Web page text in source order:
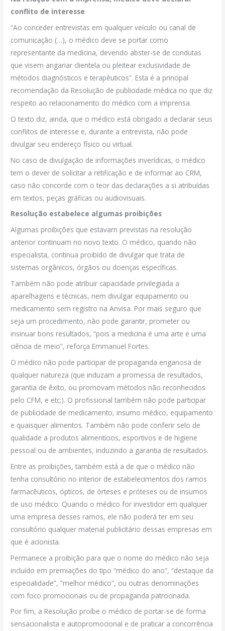
conflito de interesse
“Ao conceder entrevistas em qualquer veículo ou canal de
comunicação (…), o médico deve se portar como
representante da medicina, devendo abster-se de condutas
que visem angariar clientela ou pleitear exclusividade de
métodos diagnósticos e terapêuticos”. Esta é a principal
recomendação da Resolução de publicidade médica no que diz
respeito ao relacionamento do médico com a imprensa.
O texto diz, ainda, que o médico está obrigado a declarar seus
conflitos de interesse e, durante a entrevista, não pode
divulgar seu endereço físico ou virtual.
No caso de divulgação de informações inverídicas, o médico
tem o dever de solicitar a retificação e de informar ao CRM,
caso não concorde com o teor das declarações a si atribuídas
em textos, peças gráficas ou audiovisuais.
Resolução estabelece algumas proibições
Algumas proibições que estavam previstas na resolução
anterior continuam no novo texto. O médico, quando não
especialista, continua proibido de divulgar que trata de
sistemas orgânicos, órgãos ou doenças específicas.
Também não pode atribuir capacidade privilegiada a
aparelhagens e técnicas, nem divulgar equipamento ou
medicamento sem registro na Anvisa. Por mais seguro que
seja um procedimento, não pode garantir, prometer ou
insinuar bons resultados, “pois a medicina é uma arte e uma
ciência de meio”, reforça Emmanuel Fortes.
O médico não pode participar de propaganda enganosa de
qualquer natureza (que induzam a promessa de resultados,
garantia de êxito, ou promovam métodos não reconhecidos
pelo CFM, e etc;). O profissional também não pode participar
de publicidade de medicamento, insumo médico, equipamento
e quaisquer alimentos. Também não pode conferir selo de
qualidade a produtos alimentícios, esportivos e de higiene
pessoal ou de ambientes, induzindo a garantia de resultados.
Entre as proibições, também está a de que o médico não
tenha consultório no interior de estabelecimentos dos ramos
farmacêuticos, ópticos, de órteses e próteses ou de insumos
de uso médico. Quando o médico for investidor em qualquer
uma empresa desses ramos, ele não poderá ter em seu
consultório qualquer material publicitário dessas empresas em
que é acionista.
Permanece a proibição para que o nome do médico não seja
incluído em premiações do tipo “médico do ano”, “destaque da
especialidade”, “melhor médico”, ou outras denominações
com foco promocionais ou de propaganda patrocinada.
Por fim, a Resolução proíbe o médico de portar-se de forma
sensacionalista e autopromocional e de praticar a concorrência